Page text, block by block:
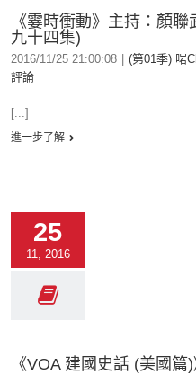
《霎時衝動》主持：顏
九十四集)
2016/11/25 21:00:08 (第01季) 啱
評論
[...]
進一步了解
25
11, 2016
《VOA 建國史話 (美國